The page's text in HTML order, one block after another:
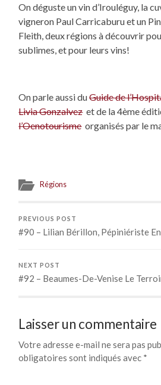
On déguste un vin d’Irouléguy, la
vigneron Paul Carricaburu et un
Fleith, deux régions à découvrir
sublimes, et pour leurs vins!
On parle aussi duGuide de
Livia Gonzalvezet de la 4ème
l’Oenotourismeorganisés par le
Régions
PREVIOUS POST
#90 – Lilian Bérillon, Pépiniériste
NEXT POST
#92 – Beaumes-De-Venise Le
Laisser un commentaire
Votre adresse e-mail ne sera pas
obligatoires sont indiqués avec *